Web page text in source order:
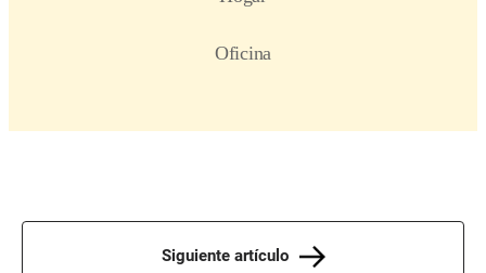
Siguiente artículo